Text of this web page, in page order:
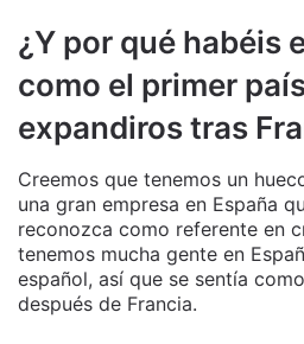
¿Y por qué habéis
como el primer
expandiros tras
Creemos que tenemos un
una gran empresa en España
reconozca como referente en
tenemos mucha gente en
español, así que se sentía
después de Francia.